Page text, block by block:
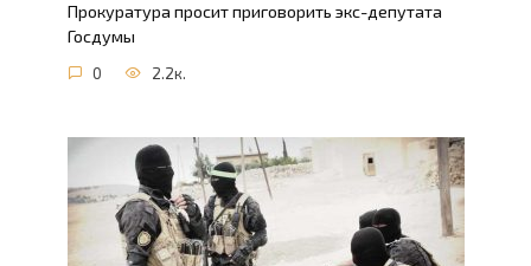
Прокуратура просит приговорить экс-депутата
Госдумы
0 2.2к.